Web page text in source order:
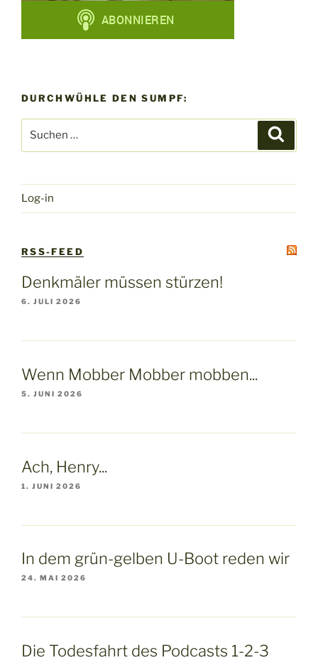
DURCHWÜHLE DEN SUMPF:
nach:
Log-in
RSS-FEED
Denkmäler müssen stürzen!
6. JULI 2026
Wenn Mobber Mobber mobben...
5. JUNI 2026
Ach, Henry...
1. JUNI 2026
In dem grün-gelben U-Boot reden wir
24. MAI 2026
Die Todesfahrt des Podcasts 1-2-3